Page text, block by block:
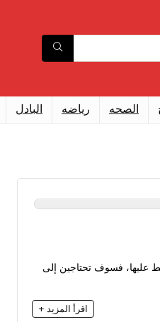
الصحه رياضه البادل
عليها، فسوف تحتاجين إلى
اقرأ المزيد +